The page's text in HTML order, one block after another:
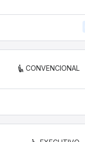
CONVENCIONAL